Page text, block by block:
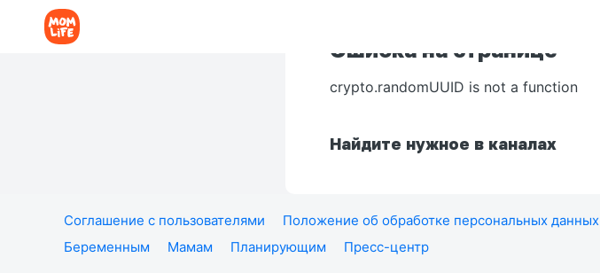
Ошибка на странице
crypto.randomUUID is not a function
Найдите нужное в каналах
Соглашение с пользователями Положение об обработке персональных данных
Беременным
Мамам Планирующим Пресс-центр